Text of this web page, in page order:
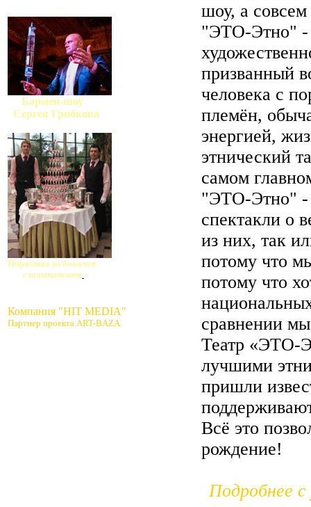
Бармен-шоу
Сергея Грибкова
Пирамида из бокалов
с шампанским
Компания "HIT MEDIA"
Партнер проекта ART-BAZA
шоу, а
"ЭТО-Этно" -
призванный
человека с
племён,
энергией,
этнический
самом
"ЭТО-Этно" -
спектакли о
из них, так
потому что
потому что
сравнении
Театр «ЭТО-
лучшими
пришли
Всё это
рождение!
Подробнее